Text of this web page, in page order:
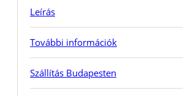
Leírás
További információk
Szállítás Budapesten